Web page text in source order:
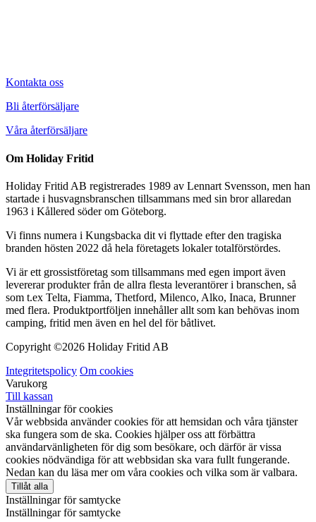
Kontakta oss
Bli återförsäljare
Våra återförsäljare
Om Holiday Fritid
Holiday Fritid AB registrerades 1989 av Lennart Svensson, men han
startade i husvagnsbranschen tillsammans med sin bror allaredan
1963 i Kållered söder om Göteborg.
Vi finns numera i Kungsbacka dit vi flyttade efter den tragiska
branden hösten 2022 då hela företagets lokaler totalförstördes.
Vi är ett grossistföretag som tillsammans med egen import även
levererar produkter från de allra flesta leverantörer i branschen, så
som t.ex Telta, Fiamma, Thetford, Milenco, Alko, Inaca, Brunner
med flera. Produktportföljen innehåller allt som kan behövas inom
camping, fritid men även en hel del för båtlivet.
Copyright ©2026 Holiday Fritid AB
Integritetspolicy Om cookies
Varukorg
Till kassan
Inställningar för cookies
Vår webbsida använder cookies för att hemsidan och våra tjänster
ska fungera som de ska. Cookies hjälper oss att förbättra
användarvänligheten för dig som besökare, och därför är vissa
cookies nödvändiga för att webbsidan ska vara fullt fungerande.
Nedan kan du läsa mer om våra cookies och vilka som är valbara.
Tillåt alla
Inställningar för samtycke
Inställningar för samtycke